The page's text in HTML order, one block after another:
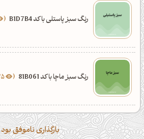
رنگ سبز پاستلی با کد B1D7B4
رنگ سبز ماچا با کد 81B061 7,435
بارگذاری ناموفق بود